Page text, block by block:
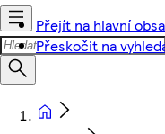
Přejít na hlavní
Přeskočit na